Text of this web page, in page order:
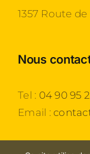
1357 Route
Nous
Tel : 04 90 95
Email :